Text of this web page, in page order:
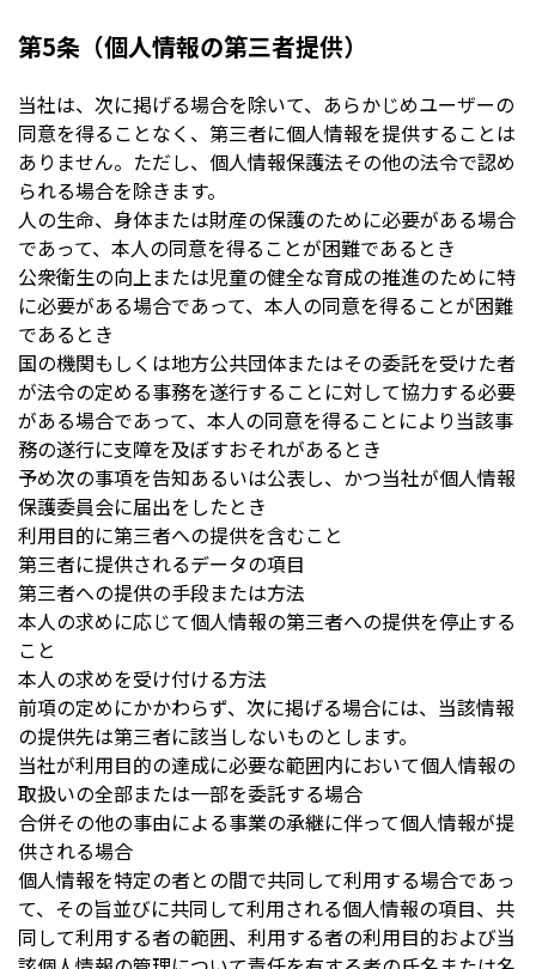
第5条（個人情報の第三者提供）
当社は、次に掲げる場合を除いて、あらかじめユーザーの
同意を得ることなく、第三者に個人情報を提供することは
ありません。ただし、個人情報保護法その他の法令で認め
られる場合を除きます。
人の生命、身体または財産の保護のために必要がある場合
であって、本人の同意を得ることが困難であるとき
公衆衛生の向上または児童の健全な育成の推進のために特
に必要がある場合であって、本人の同意を得ることが困難
であるとき
国の機関もしくは地方公共団体またはその委託を受けた者
が法令の定める事務を遂行することに対して協力する必要
がある場合であって、本人の同意を得ることにより当該事
務の遂行に支障を及ぼすおそれがあるとき
予め次の事項を告知あるいは公表し、かつ当社が個人情報
保護委員会に届出をしたとき
利用目的に第三者への提供を含むこと
第三者に提供されるデータの項目
第三者への提供の手段または方法
本人の求めに応じて個人情報の第三者への提供を停止する
こと
本人の求めを受け付ける方法
前項の定めにかかわらず、次に掲げる場合には、当該情報
の提供先は第三者に該当しないものとします。
当社が利用目的の達成に必要な範囲内において個人情報の
取扱いの全部または一部を委託する場合
合併その他の事由による事業の承継に伴って個人情報が提
供される場合
個人情報を特定の者との間で共同して利用する場合であっ
て、その旨並びに共同して利用される個人情報の項目、共
同して利用する者の範囲、利用する者の利用目的および当